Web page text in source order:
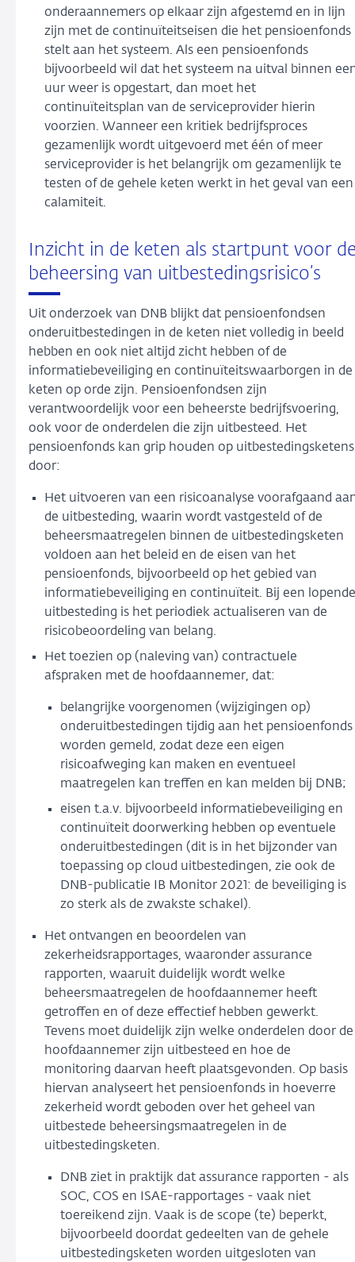
onderaannemers op elkaar zijn afgestemd en in lijn
zijn met de continuïteitseisen die het pensioenfonds
stelt aan het systeem. Als een pensioenfonds
bijvoorbeeld wil dat het systeem na uitval binnen
uur weer is opgestart, dan moet het
continuïteitsplan van de serviceprovider hierin
voorzien. Wanneer een kritiek bedrijfsproces
gezamenlijk wordt uitgevoerd met één of meer
serviceprovider is het belangrijk om gezamenlijk te
testen of de gehele keten werkt in het geval van een
calamiteit.
Inzicht in de keten als startpunt voor
beheersing van uitbestedingsrisico’s
Uit onderzoek van DNB blijkt dat pensioenfondsen
onderuitbestedingen in de keten niet volledig in beeld
hebben en ook niet altijd zicht hebben of de
informatiebeveiliging en continuïteitswaarborgen in de
keten op orde zijn. Pensioenfondsen zijn
verantwoordelijk voor een beheerste bedrijfsvoering,
ook voor de onderdelen die zijn uitbesteed. Het
pensioenfonds kan grip houden op
door:
Het uitvoeren van een risicoanalyse voorafgaand
de uitbesteding, waarin wordt vastgesteld of de
beheersmaatregelen binnen de uitbestedingsketen
voldoen aan het beleid en de eisen van het
pensioenfonds, bijvoorbeeld op het gebied van
informatiebeveiliging en continuïteit. Bij een lopende
uitbesteding is het periodiek actualiseren van de
risicobeoordeling van belang.
Het toezien op (naleving van) contractuele
afspraken met de hoofdaannemer, dat:
belangrijke voorgenomen (wijzigingen op)
onderuitbestedingen tijdig aan het pensioenfonds
worden gemeld, zodat deze een eigen
risicoafweging kan maken en eventueel
maatregelen kan treffen en kan melden bij DNB;
eisen t.a.v. bijvoorbeeld informatiebeveiliging en
continuïteit doorwerking hebben op eventuele
onderuitbestedingen (dit is in het bijzonder van
toepassing op cloud uitbestedingen, zie ook de
DNB-publicatie IB Monitor 2021: de beveiliging is
zo sterk als de zwakste schakel).
Het ontvangen en beoordelen van
zekerheidsrapportages, waaronder assurance
rapporten, waaruit duidelijk wordt welke
beheersmaatregelen de hoofdaannemer heeft
getroffen en of deze effectief hebben gewerkt.
Tevens moet duidelijk zijn welke onderdelen door de
hoofdaannemer zijn uitbesteed en hoe de
monitoring daarvan heeft plaatsgevonden. Op basis
hiervan analyseert het pensioenfonds in hoeverre
zekerheid wordt geboden over het geheel van
uitbestede beheersingsmaatregelen in de
uitbestedingsketen.
DNB ziet in praktijk dat assurance rapporten - als
SOC, COS en ISAE-rapportages - vaak niet
toereikend zijn. Vaak is de scope (te) beperkt,
bijvoorbeeld doordat gedeelten van de gehele
uitbestedingsketen worden uitgesloten van